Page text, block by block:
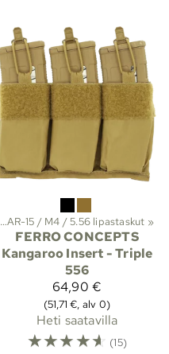
‪» AR-15 / M4 / 5.56 lipastaskut ‪»
FERRO CONCEPTS
Kangaroo Insert - Triple
556
64,90 €
(51,71 €, alv 0)
Heti saatavilla
☆☆☆☆☆ (15)